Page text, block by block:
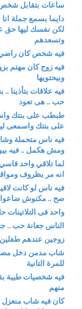
ساعات بتقابل شخص
دايما بسمع جملة
لكن نفسك ليها حق
وتسعدهم
فيه شخص كان راضي
فيه زوج كان مهتم
وبيحتويها
فيه علاقات
حب .. هى تعود
طبطب على بنتك
على بنتك واسمعى
فيه ناس متحملة
ومش هكمل .. فيه
لما تلاقي واحد
انه مر بظروف
فيه ناس لو كانت
صح .. مكنوش ضاعوا
واحد فى التلاتينات
الناس جعانة حب ..
زوجين عندهم طفلين
شاب مدمن دخل مصحة
للمرة التانية
فيه شخصيات طيبة
منهم
كان فيه شاب منعزل